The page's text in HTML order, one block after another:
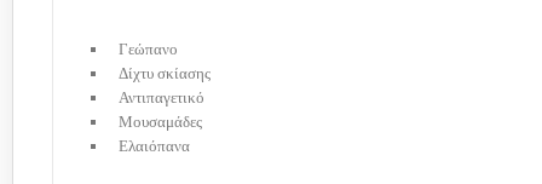
Γεώπανο
Δίχτυ σκίασης
Αντιπαγετικό
Μουσαμάδες
Ελαιόπανα